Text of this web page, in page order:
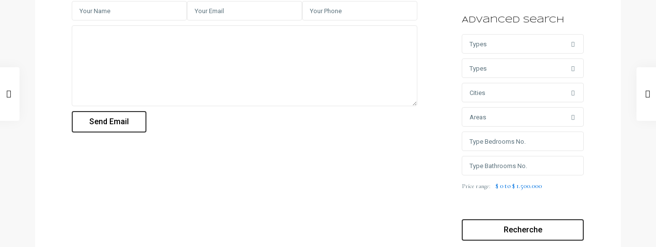
Advanced Search
Types
Types
Cities
Areas
Price range: $ 0 to $ 1.500.000
Recherche